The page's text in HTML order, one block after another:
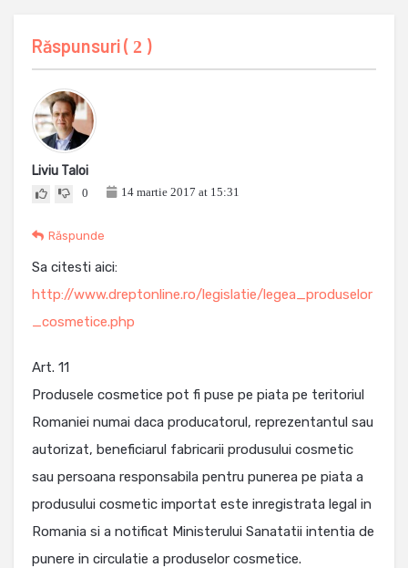
Răspunsuri ( 2 )
Liviu Taloi
0 14 martie 2017 at 15:31
Răspunde
Sa citesti aici:
http://www.dreptonline.ro/legislatie/legea_produselor
_cosmetice.php
Art. 11
Produsele cosmetice pot fi puse pe piata pe teritoriul
Romaniei numai daca producatorul, reprezentantul sau
autorizat, beneficiarul fabricarii produsului cosmetic
sau persoana responsabila pentru punerea pe piata a
produsului cosmetic importat este inregistrata legal in
Romania si a notificat Ministerului Sanatatii intentia de
punere in circulatie a produselor cosmetice.